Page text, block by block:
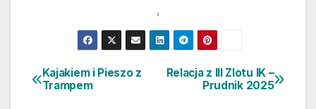
Nawigacja
Relacja z III Zlotu IK –
Prudnik 2025
Kajakiem i Pieszo z
Trampem